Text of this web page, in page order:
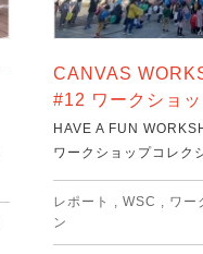
CANVAS
#12 ワークショ
HAVE A FUN
ワークショップコレ
レポート , WSC , ワー
ン